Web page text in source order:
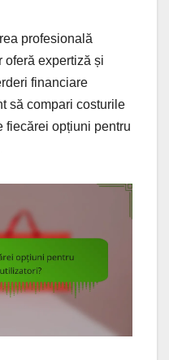
profesională
oferă expertiză și
financiare
să compari costurile
fiecărei opțiuni pentru